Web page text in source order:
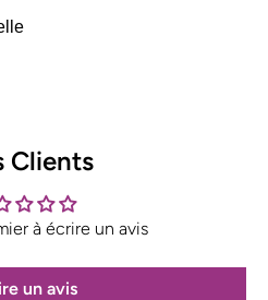
Clients
à écrire un avis
un avis